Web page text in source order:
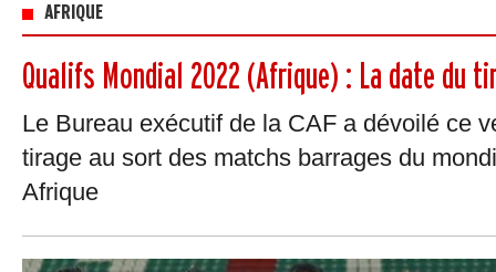
AFRIQUE
Qualifs Mondial 2022 (Afrique) : La date du
Le Bureau exécutif de la CAF a dévoilé ce
tirage au sort des matchs barrages du
Afrique